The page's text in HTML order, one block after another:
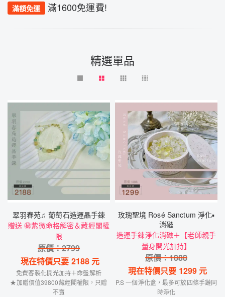
滿額免運 滿1600免運費!
精選單品
翠羽春苑♫ 葡萄石造運晶手鍊
贈送 ㊙紫微命格解密＆藏經閣權
限
原價：2799
現在特價只要 2188 元
免費客製化開光加持＋命盤解析
★加贈價值39800藏經閣權限，只贈
不賣
玫瑰聖境 Rosé Sanctum 淨化▪
消磁
造運手鍊淨化消磁＋【老師親手
量身開光加持】
原價：1888
現在特價只要 1299 元
P.S 一個淨化盒，最多可放四條手鏈同
時淨化